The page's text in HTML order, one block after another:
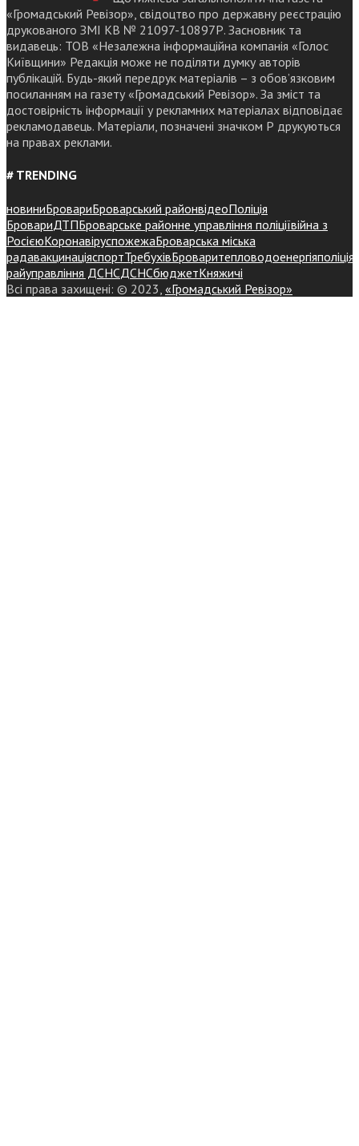
«Громадський Ревізор», свідоцтво про державну реєстрацію
друкованого ЗМІ КВ № 21097-10897Р. Засновник та
видавець: ТОВ «Незалежна інформаційна компанія «Голос
Київщини» Редакція може не поділяти думку авторів
публікацій. Будь-який передрук матеріалів – з обов’язковим
посиланням на газету «Громадський Ревізор». За зміст та
достовірність інформації у рекламних матеріалах відповідає
рекламодавець. Матеріали, позначені значком Р друкуються
на правах реклами.
# TRENDING
новиниБровариБроварський районвідеоПоліція
БровариДТПБроварське районне управління поліціївійна з
РосієюКоронавіруспожежаБроварська міська
радавакцинаціяспортТребухівБроваритепловодоенергіяполіція
райуправління ДСНСДСНСбюджетКняжичі
Всі права захищені: © 2023, «Громадський Ревізор»